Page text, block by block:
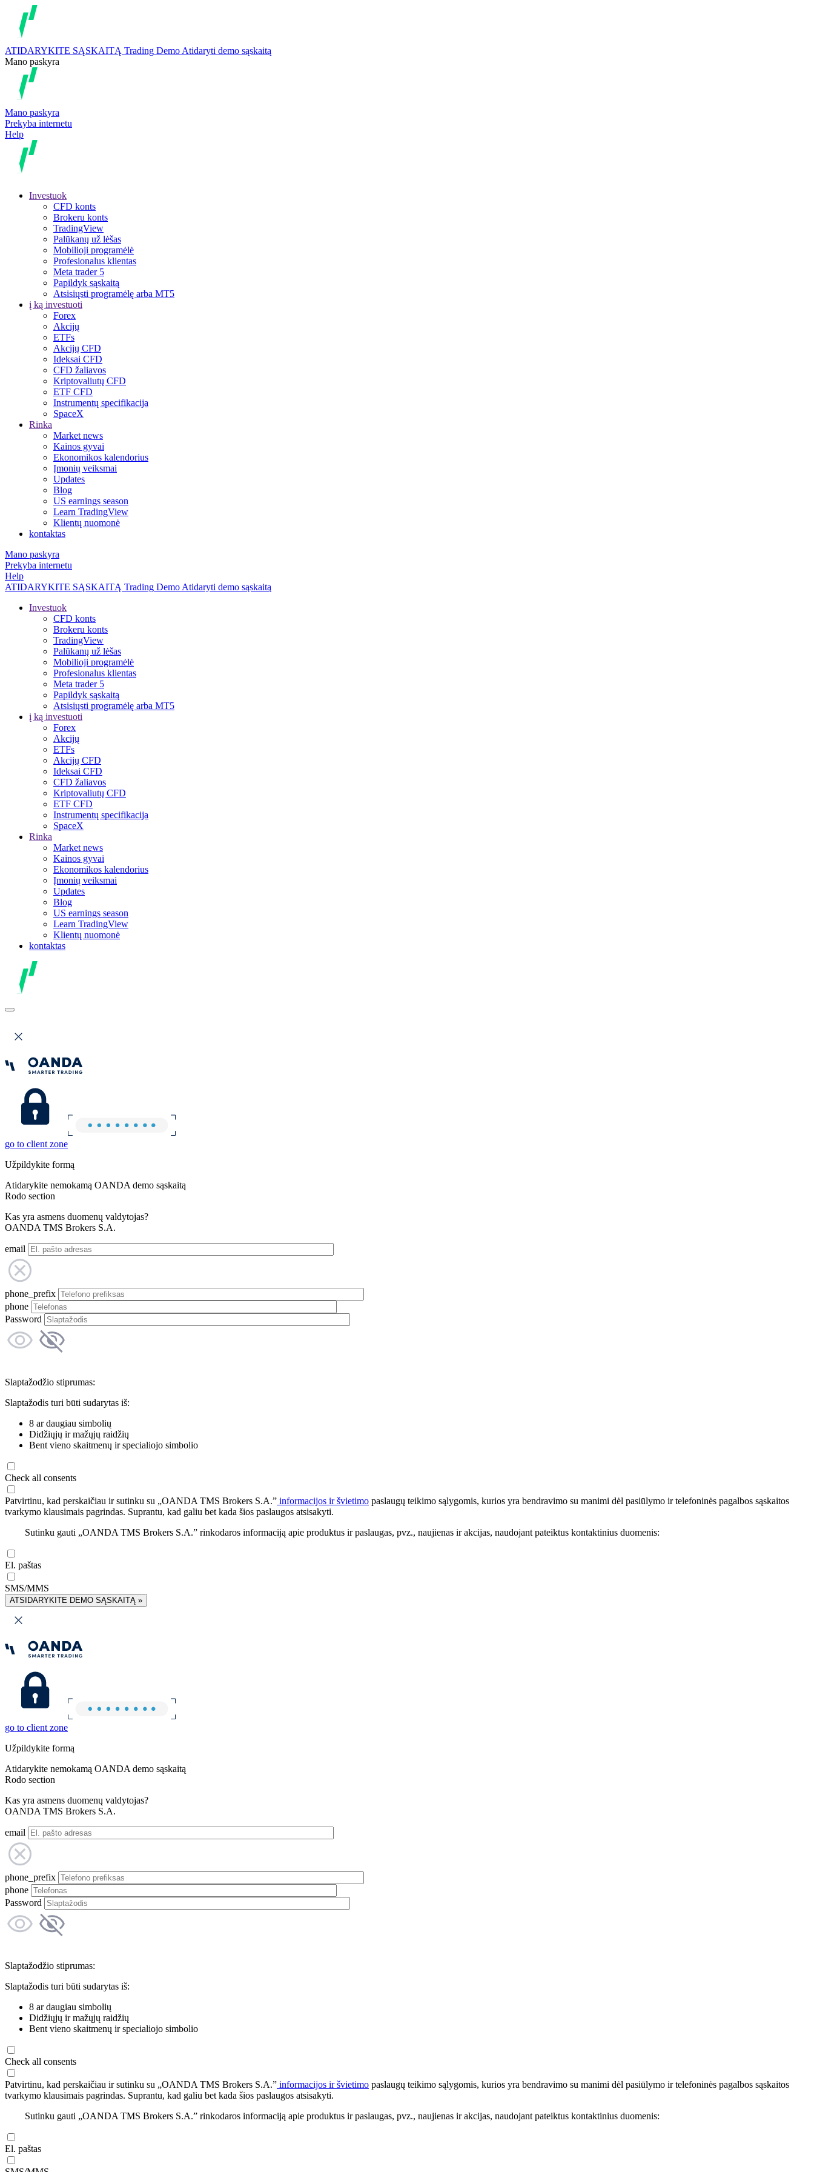
ATIDARYKITE SĄSKAITĄ Trading Demo Atidaryti demo sąskaitą
Mano paskyra
Mano paskyra
Prekyba internetu
Help
Investuok
CFD konts
Brokeru konts
TradingView
Palūkanų už lėšas
Mobilioji programėlė
Profesionalus klientas
Meta trader 5
Papildyk sąskaitą
Atsisiųsti programėlę arba MT5
į ką investuoti
Forex
Akcijų
ETFs
Akcijų CFD
Ideksai CFD
CFD žaliavos
Kriptovaliutų CFD
ETF CFD
Instrumentų specifikacija
SpaceX
Rinka
Market news
Kainos gyvai
Ekonomikos kalendorius
Įmonių veiksmai
Updates
Blog
US earnings season
Learn TradingView
Klientų nuomonė
kontaktas
Mano paskyra
Prekyba internetu
Help
ATIDARYKITE SĄSKAITĄ Trading Demo Atidaryti demo sąskaitą
Investuok
CFD konts
Brokeru konts
TradingView
Palūkanų už lėšas
Mobilioji programėlė
Profesionalus klientas
Meta trader 5
Papildyk sąskaitą
Atsisiųsti programėlę arba MT5
į ką investuoti
Forex
Akcijų
ETFs
Akcijų CFD
Ideksai CFD
CFD žaliavos
Kriptovaliutų CFD
ETF CFD
Instrumentų specifikacija
SpaceX
Rinka
Market news
Kainos gyvai
Ekonomikos kalendorius
Įmonių veiksmai
Updates
Blog
US earnings season
Learn TradingView
Klientų nuomonė
kontaktas
go to client zone
Užpildykite formą
Atidarykite nemokamą OANDA demo sąskaitą
Rodo section
Kas yra asmens duomenų valdytojas?
OANDA TMS Brokers S.A.
email
phone_prefix
phone
Password
Slaptažodžio stiprumas:
Slaptažodis turi būti sudarytas iš:
8 ar daugiau simbolių
Didžiųjų ir mažųjų raidžių
Bent vieno skaitmenų ir specialiojo simbolio
Check all consents
Patvirtinu, kad perskaičiau ir sutinku su „OANDA TMS Brokers S.A.” informacijos ir švietimo paslaugų teikimo sąlygomis, kurios yra bendravimo su manimi dėl pasiūlymo ir telefoninės pagalbos sąskaitos
tvarkymo klausimais pagrindas. Suprantu, kad galiu bet kada šios paslaugos atsisakyti.
Sutinku gauti „OANDA TMS Brokers S.A.” rinkodaros informaciją apie produktus ir paslaugas, pvz., naujienas ir akcijas, naudojant pateiktus kontaktinius duomenis:
El. paštas
SMS/MMS
ATSIDARYKITE DEMO SĄSKAITĄ »
go to client zone
Užpildykite formą
Atidarykite nemokamą OANDA demo sąskaitą
Rodo section
Kas yra asmens duomenų valdytojas?
OANDA TMS Brokers S.A.
email
phone_prefix
phone
Password
Slaptažodžio stiprumas:
Slaptažodis turi būti sudarytas iš:
8 ar daugiau simbolių
Didžiųjų ir mažųjų raidžių
Bent vieno skaitmenų ir specialiojo simbolio
Check all consents
Patvirtinu, kad perskaičiau ir sutinku su „OANDA TMS Brokers S.A.” informacijos ir švietimo paslaugų teikimo sąlygomis, kurios yra bendravimo su manimi dėl pasiūlymo ir telefoninės pagalbos sąskaitos
tvarkymo klausimais pagrindas. Suprantu, kad galiu bet kada šios paslaugos atsisakyti.
Sutinku gauti „OANDA TMS Brokers S.A.” rinkodaros informaciją apie produktus ir paslaugas, pvz., naujienas ir akcijas, naudojant pateiktus kontaktinius duomenis:
El. paštas